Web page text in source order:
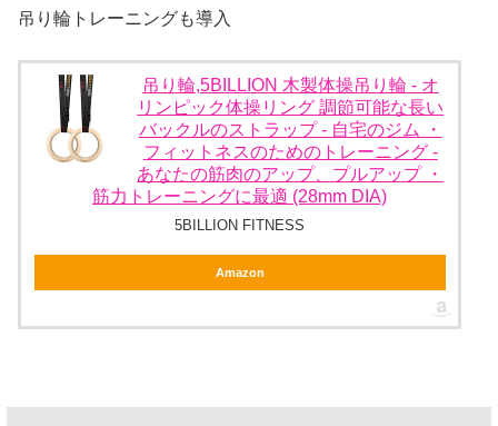
吊り輪トレーニングも導入
吊り輪,5BILLION 木製体操吊り輪 - オ
リンピック体操リング 調節可能な長い
バックルのストラップ - 自宅のジム ・
フィットネスのためのトレーニング -
あなたの筋肉のアップ、プルアップ ・
筋力トレーニングに最適 (28mm DIA)
5BILLION FITNESS
Amazon